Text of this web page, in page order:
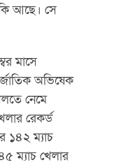
আছে। সে
মাসে
অভিষেক
নেমে
রেকর্ড
১৪২ ম্যাচ
ম্যাচ খেলার